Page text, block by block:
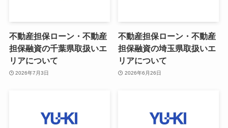
不動産担保ローン・不動産
担保融資の千葉県取扱いエ
リアについて
2026年7月3日
不動産担保ローン・不動産
担保融資の埼玉県取扱いエ
リアについて
2026年6月26日